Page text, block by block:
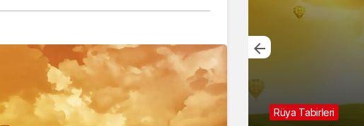
Rüya Tabirleri Rüya Tabirleri